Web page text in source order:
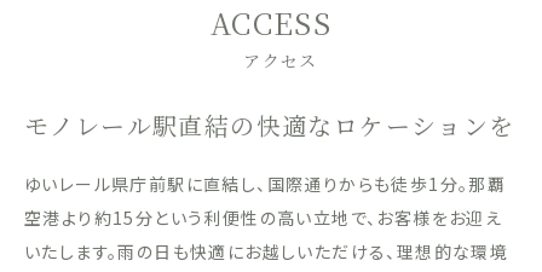
ACCESS
アクセス
モノレール駅直結の快適なロケーションを
ゆいレール県庁前駅に直結し、国際通りからも徒歩1分。那覇
空港より約15分という利便性の高い立地で、お客様をお迎え
いたします。雨の日も快適にお越しいただける、理想的な環境